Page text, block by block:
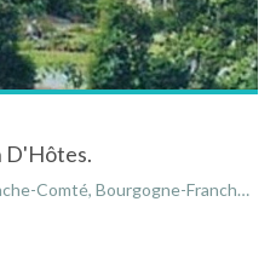
D'Hôtes.
Bourgogne-Franche-Comté, France